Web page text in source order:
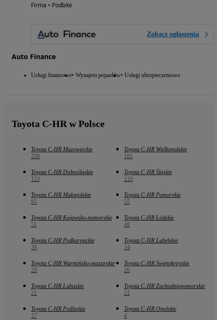
Firma • Podbite
Zobacz ogłoszenia
Auto Finance
Usługi finansowe Wynajem pojazdów Usługi ubezpieczeniowe
Toyota C-HR w Polsce
Toyota C-HR Mazowieckie
239
Toyota C-HR Wielkopolskie
181
Toyota C-HR Dolnośląskie
123
Toyota C-HR Śląskie
119
Toyota C-HR Małopolskie
95
Toyota C-HR Pomorskie
55
Toyota C-HR Kujawsko-pomorskie
51
Toyota C-HR Łódzkie
48
Toyota C-HR Podkarpackie
39
Toyota C-HR Lubelskie
34
Toyota C-HR Warmińsko-mazurskie
29
Toyota C-HR Świętokrzyskie
26
Toyota C-HR Lubuskie
21
Toyota C-HR Zachodniopomorskie
21
Toyota C-HR Podlaskie
17
Toyota C-HR Opolskie
4